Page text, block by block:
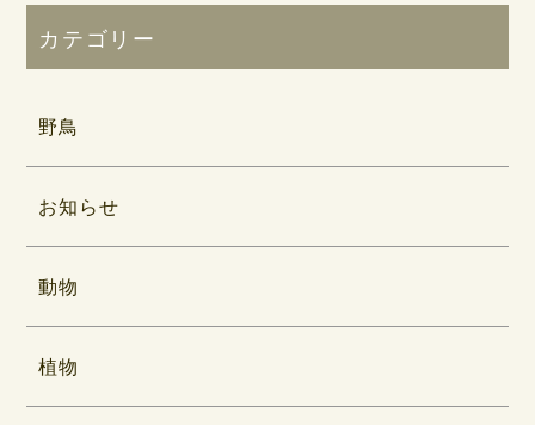
カテゴリー
野鳥
お知らせ
動物
植物